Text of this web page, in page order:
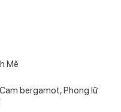
Mẽ
bergamot, Phong lữ